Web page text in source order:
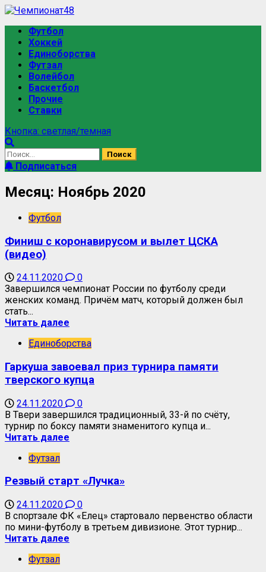
Футбол
Хоккей
Единоборства
Футзал
Волейбол
Баскетбол
Прочие
Ставки
Кнопка: светлая/темная
Подписаться
Месяц: Ноябрь 2020
Футбол
Финиш с коронавирусом и вылет ЦСКА
(видео)
24.11.2020
0
Завершился чемпионат России по футболу среди
женских команд. Причём матч, который должен был
стать...
Читать далее
Единоборства
Гаркуша завоевал приз турнира памяти
тверского купца
24.11.2020
0
В Твери завершился традиционный, 33-й по счёту,
турнир по боксу памяти знаменитого купца и...
Читать далее
Футзал
Резвый старт «Лучка»
24.11.2020
0
В спортзале ФК «Елец» стартовало первенство области
по мини-футболу в третьем дивизионе. Этот турнир...
Читать далее
Футзал